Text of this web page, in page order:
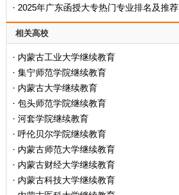
· 2025年广东函授大专热门专业排名及推荐
相关高校
· 内蒙古工业大学继续教育
· 集宁师范学院继续教育
· 内蒙古大学继续教育
· 包头师范学院继续教育
· 河套学院继续教育
· 呼伦贝尔学院继续教育
· 内蒙古师范大学继续教育
· 内蒙古财经大学继续教育
· 内蒙古科技大学继续教育